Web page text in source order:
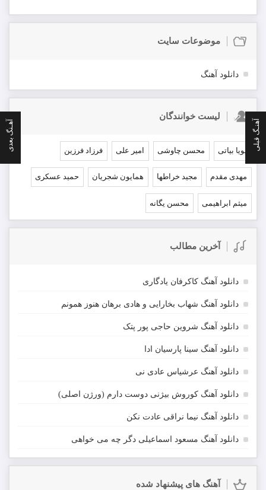
آهنـگ قبلی آهـنگ بعدی
موضوعات سایت
دانلود آهنگ
لیست خوانندگان
پویا بیاتی محسن چاوشی امیر علی فرزاد فرزین
مهدی مقدم مجید خراطها همایون شجریان حمید عسکری
میثم ابراهیمی محسن یگانه
آخرین مطالب
دانلود آهنگ کاکرفان یادگاری
دانلود آهنگ شهاب بخارایی و هادی برهان هنوز همونم
دانلود آهنگ شروین حاجی پور پتک
دانلود آهنگ سینا پارسیان ادا
دانلود آهنگ عرشیاس عادی نی
دانلود آهنگ کوروش بیژنی دوست دارم (ورژن اصلی)
دانلود آهنگ نیما نراقی عادت نکن
دانلود آهنگ مسعود اسماعیلی دگر چه می خواهی
آهنگ های پیشنهاد شده